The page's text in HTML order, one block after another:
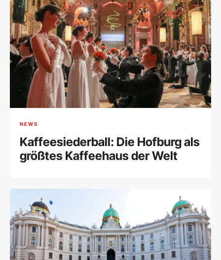
NEWS
Kaffeesiederball: Die Hofburg als
größtes Kaffeehaus der Welt